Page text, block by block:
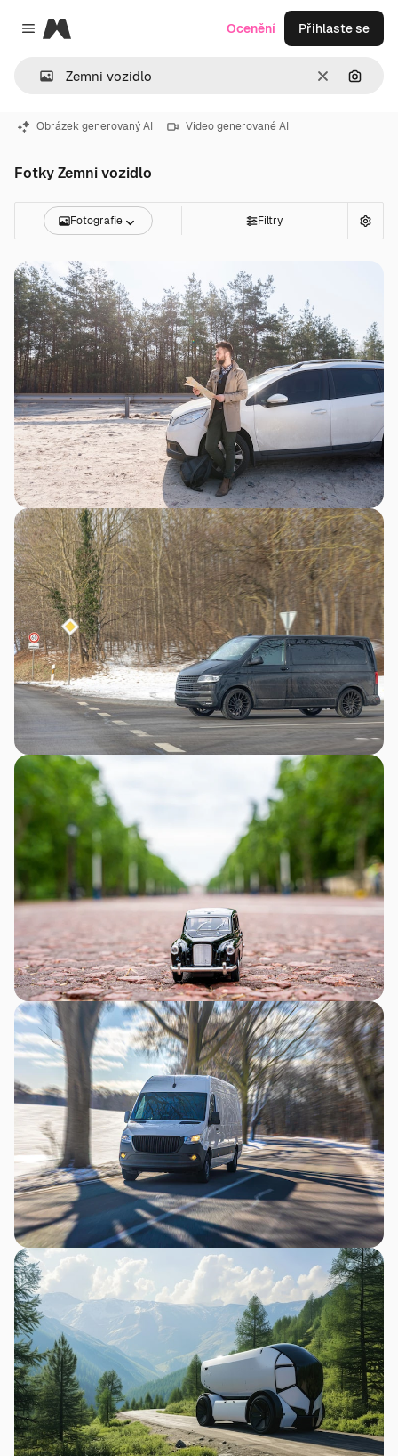
Close menu
Magnific
ZrušitHledat
Ocenění Přihlaste se
Obrázek generovaný AI Video generované AI
Fotky Zemni vozidlo
Fotografie Filtry